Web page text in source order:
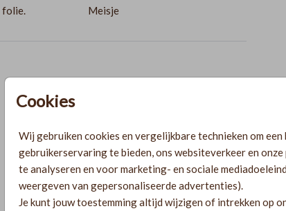
Cookies
Wij gebruiken cookies en vergelijkbare technieken om een
gebruikerservaring te bieden, ons websiteverkeer en
te analyseren en voor marketing- en sociale
weergeven van gepersonaliseerde advertenties).
Je kunt jouw toestemming altijd wijzigen of intrekken op
folie. Meisje